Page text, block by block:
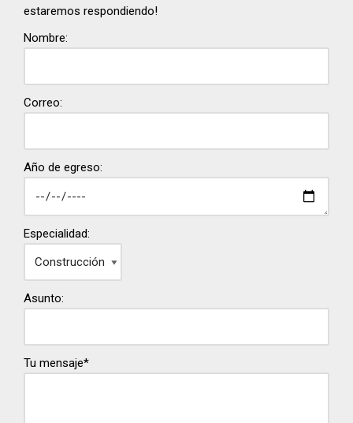
estaremos respondiendo!
Nombre:
Correo:
Año de egreso:
Especialidad:
Asunto:
Tu mensaje*